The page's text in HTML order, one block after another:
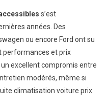
s’est
années. Des
ou encore Ford ont su
performances et prix
excellent compromis entre
modérés, même si
climatisation voiture prix